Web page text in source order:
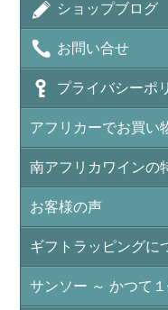
ショップブログ
お問い合せ
プライバシーポ
アフリカーでお買い
南アフリカワインの
お客様の声
ギフトラッピングに
サンソー ～ かつて